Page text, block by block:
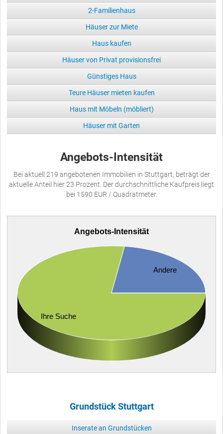
2-Familienhaus
Häuser zur Miete
Haus kaufen
Häuser von Privat provisionsfrei
Günstiges Haus
Teure Häuser mieten kaufen
Haus mit Möbeln (möbliert)
Häuser mit Garten
Angebots-Intensität
Bei aktuell 219 angebotenen Immobilien in Stuttgart, beträgt der
aktuelle Anteil hier 23 Prozent. Der durchschnittliche Kaufpreis liegt
bei 1590 EUR / Quadratmeter.
Angebots-Intensität
Ihre Suche
Andere
Grundstück Stuttgart
Inserate an Grundstücken